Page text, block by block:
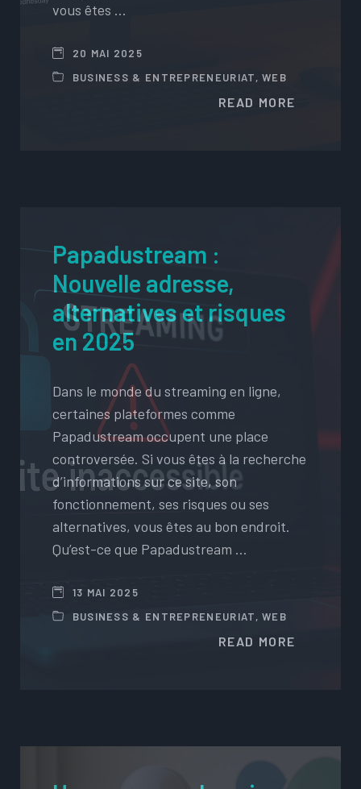
vous êtes …
20 MAI 2025
BUSINESS & ENTREPRENEURIAT,WEB
READ MORE
Papadustream :
Nouvelle adresse,
alternatives et risques
en 2025
Dans le monde du streaming en ligne,
certaines plateformes comme
Papadustream occupent une place
controversée. Si vous êtes à la recherche
d’informations sur ce site, son
fonctionnement, ses risques ou ses
alternatives, vous êtes au bon endroit.
Qu’est-ce que Papadustream …
13 MAI 2025
BUSINESS & ENTREPRENEURIAT,WEB
READ MORE